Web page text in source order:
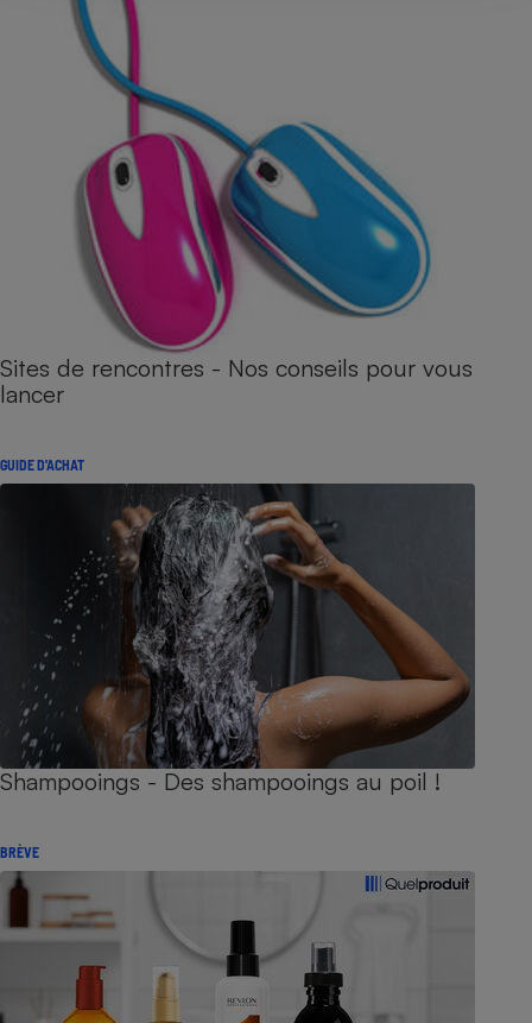
Sites de rencontres - Nos conseils pour vous
lancer
GUIDE D'ACHAT
Shampooings - Des shampooings au poil !
BRÈVE